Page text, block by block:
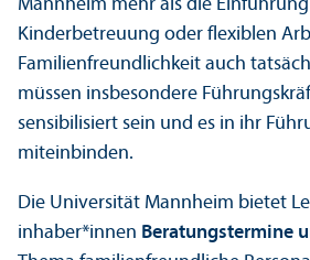
Mannheim mehr als die
Kinderbetreuung oder flexiblen
Familien­freundlichkeit auch
müssen insbesondere
sensibilisiert sein und es in ihr
miteinbinden.
Die Universität Mannheim bietet
inhaber*innen Beratungs­termine